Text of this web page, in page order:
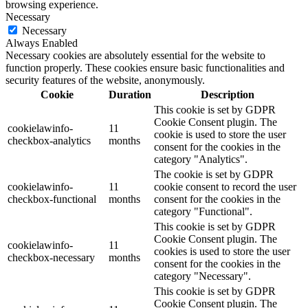
browsing experience.
Necessary
Necessary
Always Enabled
Necessary cookies are absolutely essential for the website to
function properly. These cookies ensure basic functionalities and
security features of the website, anonymously.
Cookie
Duration Description
cookielawinfo-
checkbox-analytics
11
months
This cookie is set by GDPR
Cookie Consent plugin. The
cookie is used to store the user
consent for the cookies in the
category "Analytics".
cookielawinfo-
checkbox-functional
11
months
The cookie is set by GDPR
cookie consent to record the user
consent for the cookies in the
category "Functional".
cookielawinfo-
checkbox-necessary
11
months
This cookie is set by GDPR
Cookie Consent plugin. The
cookies is used to store the user
consent for the cookies in the
category "Necessary".
This cookie is set by GDPR
Cookie Consent plugin. The